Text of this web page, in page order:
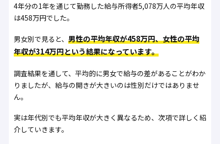
4年分の1年を通じて勤務した給与所得者5,078万人の平均年収
は458万円でした。
男女別で見ると、 男性の平均年収が458万円、女性の平均
年収が314万円という結果になっています。
調査結果を通して、平均的に男女で給与の差があることがわか
りましたが、給与の開きが大きいのは性別だけではありませ
ん。
実は年代別でも平均年収が大きく異なるため、次項で詳しく紹
介していきます。